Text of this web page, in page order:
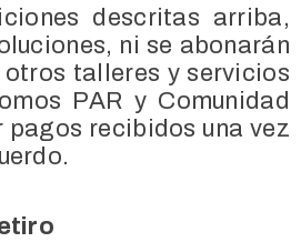
descritas arriba,
ni se abonarán
otros talleres y servicios
PAR y Comunidad
pagos recibidos una vez